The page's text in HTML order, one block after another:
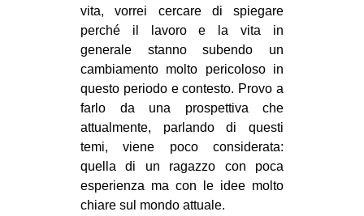
EUROPA
MONDO
in
Fb
tw
vita, vorrei cercare di spiegare
perché il lavoro e la vita in
generale stanno subendo un
cambiamento molto pericoloso in
questo periodo e contesto. Provo a
farlo da una prospettiva che
attualmente, parlando di questi
temi, viene poco considerata:
quella di un ragazzo con poca
esperienza ma con le idee molto
chiare sul mondo attuale.